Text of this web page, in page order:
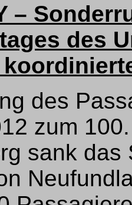
–
des
des
zum
sank das